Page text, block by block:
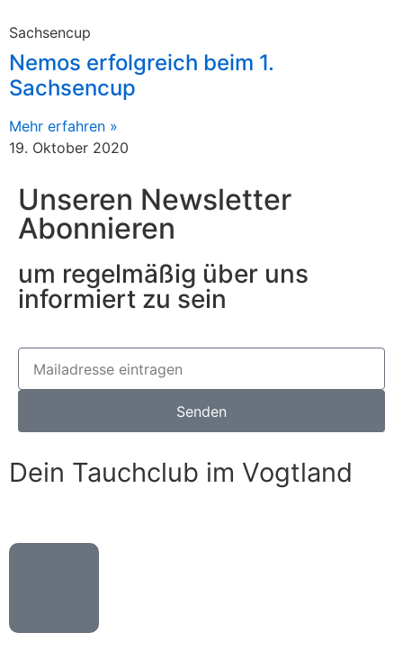
Sachsencup
Nemos erfolgreich beim 1.
Sachsencup
Mehr erfahren »
19. Oktober 2020
Unseren Newsletter
Abonnieren
um regelmäßig über uns
informiert zu sein
Senden
Dein Tauchclub im Vogtland